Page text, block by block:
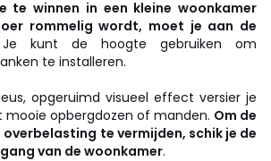
te winnen in een kleine woonkamer
rommelig wordt, moet je aan de
kunt de hoogte gebruiken om
te installeren.
opgeruimd visueel effect versier je
mooie opbergdozen of manden. Om de
overbelasting te vermijden, schik je de
van de woonkamer.